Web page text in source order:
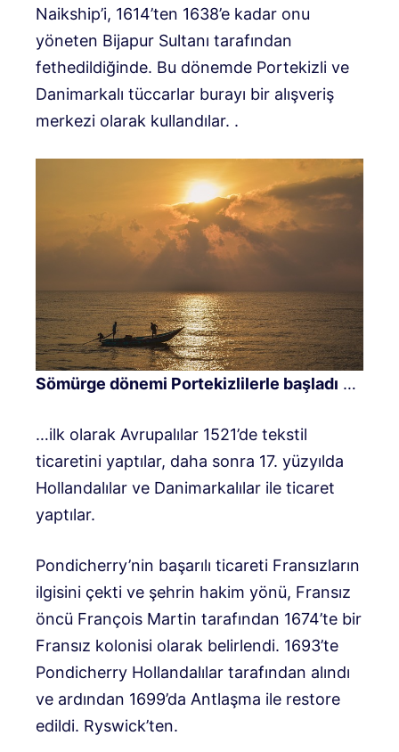
Naikship’i, 1614’ten 1638’e kadar onu
yöneten Bijapur Sultanı tarafından
fethedildiğinde. Bu dönemde Portekizli ve
Danimarkalı tüccarlar burayı bir alışveriş
merkezi olarak kullandılar. .
Sömürge dönemi Portekizlilerle başladı …
…ilk olarak Avrupalılar 1521’de tekstil
ticaretini yaptılar, daha sonra 17. yüzyılda
Hollandalılar ve Danimarkalılar ile ticaret
yaptılar.
Pondicherry’nin başarılı ticareti Fransızların
ilgisini çekti ve şehrin hakim yönü, Fransız
öncü François Martin tarafından 1674’te bir
Fransız kolonisi olarak belirlendi. 1693’te
Pondicherry Hollandalılar tarafından alındı ​​
ve ardından 1699’da Antlaşma ile restore
edildi. Ryswick’ten.